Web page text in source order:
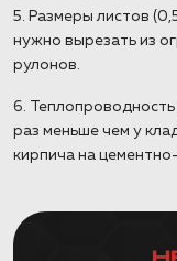
5. Размеры листов
нужно вырезать из
рулонов.
6.
раз меньше чем у
кирпича на